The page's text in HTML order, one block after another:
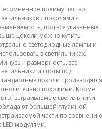
преимущество
с цоколями -
под все указанные
цоколи можно купить
светодиодные лампы и
в светильниках.
- размерность, все
и споты под
цоколи производятся
похожими. Кроме
встраиваемые светильники
большей глубиной
части по сравнению
LED модулями.